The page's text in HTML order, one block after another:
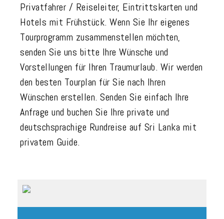
Privatfahrer / Reiseleiter, Eintrittskarten und
Hotels mit Frühstück. Wenn Sie Ihr eigenes
Tourprogramm zusammenstellen möchten,
senden Sie uns bitte Ihre Wünsche und
Vorstellungen für Ihren Traumurlaub. Wir werden
den besten Tourplan für Sie nach Ihren
Wünschen erstellen. Senden Sie einfach Ihre
Anfrage und buchen Sie Ihre private und
deutschsprachige Rundreise auf Sri Lanka mit
privatem Guide.